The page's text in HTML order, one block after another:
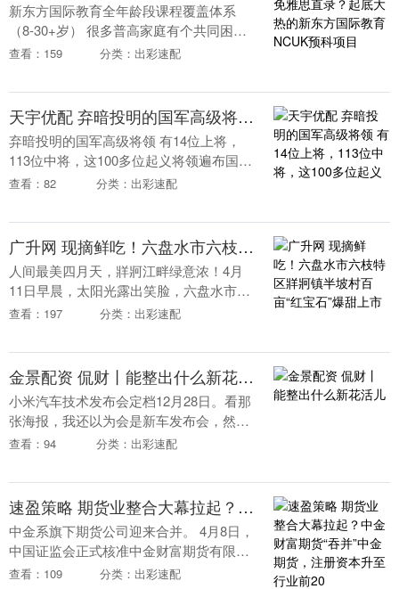
新东方国际教育全年龄段课程覆盖体系
（8-30+岁） 很多普高家庭有个共同困
扰：孩子想留学，但雅思考了三四次始终
过雅思这道坎，....
查看：159 分类：出彩速配
天宇优配 弃暗投明的国军高级将领 有14位上将，113位中将，这100多位起义
弃暗投明的国军高级将领 有14位上将，
113位中将，这100多位起义将领遍布国民
党各派系、各战区，从中央军到地方军，
治有多不....
查看：82 分类：出彩速配
广升网 现摘鲜吃！六盘水市六枝特区牂牁镇半坡村百亩“红宝石”爆甜上市
人间最美四月天，牂牁江畔绿意浓！4月
11日早晨，太阳光露出笑脸，六盘水市六
枝特区牂牁镇半坡村的百余亩樱桃林里，
晨雾，洒向层层....
查看：197 分类：出彩速配
金景配资 侃财丨能整出什么新花活儿
小米汽车技术发布会定档12月28日。看那
张海报，我还以为会是新车发布会，然后
再打出“10万8888，小米汽车带回家”的震
跟大....
查看：94 分类：出彩速配
速盈策略 期货业整合大幕拉起？中金财富期货“吞并”中金期货，注册资本升至行业前20
中金系旗下期货公司迎来合并。 4月8日，
中国证监会正式核准中金财富期货有限公
司吸收合并中金期货有限公司。一纸批
查看：109 分类：出彩速配